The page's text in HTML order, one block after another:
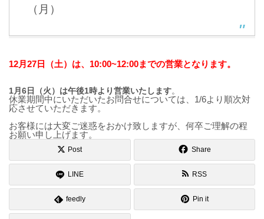
（月）
12月27日（土）は、10:00~12:00までの営業となります。
1月6日（火）は午後1時より営業いたします。
休業期間中にいただいたお問合せについては、1/6より順次対
応させていただきます。
お客様には大変ご迷惑をおかけ致しますが、何卒ご理解の程
お願い申し上げます。
Post Share
LINE RSS
feedly Pin it